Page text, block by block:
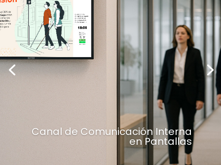
Canal de Comunicación Interna
en Pantallas